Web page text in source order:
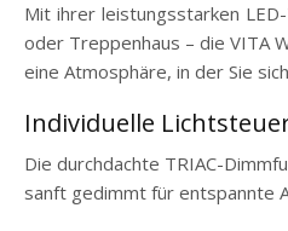
Mit ihrer leistungsstarken
oder Treppenhaus – die VITA
eine Atmosphäre, in der Sie
Individuelle
Die durchdachte TRIAC-
sanft gedimmt für entspannte